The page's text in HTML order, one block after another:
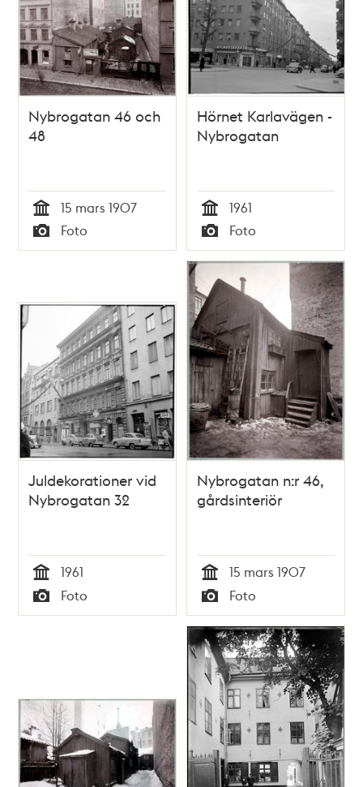
Nybrogatan 46 och
48
Tid
15 mars 1907
Typ
Foto
Hörnet Karlavägen -
Nybrogatan
Tid
1961
Typ
Foto
Juldekorationer vid
Nybrogatan 32
Tid
1961
Typ
Foto
Nybrogatan n:r 46,
gårdsinteriör
Tid
15 mars 1907
Typ
Foto